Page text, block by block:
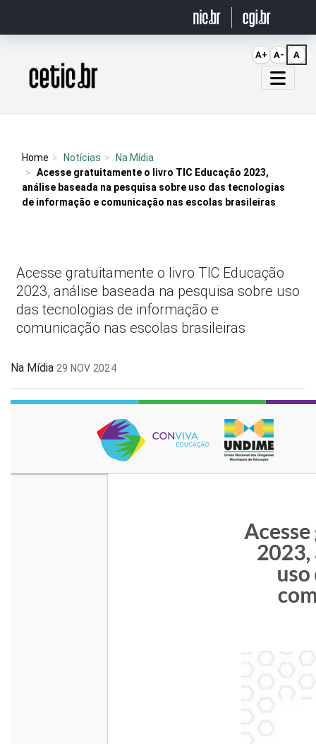
Página inicial
Home Notícias
Na Mídia
Acesse gratuitamente o livro TIC Educação 2023,
análise baseada na pesquisa sobre uso das tecnologias
de informação e comunicação nas escolas brasileiras
Acesse gratuitamente o livro TIC Educação
2023, análise baseada na pesquisa sobre uso
das tecnologias de informação e
comunicação nas escolas brasileiras
Na Mídia 29 NOV 2024
A+ A- A